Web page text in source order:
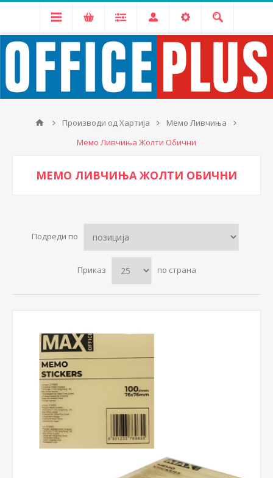
Производи од Хартија
Мемо Ливчиња
Мемо Ливчиња Жолти Обични
МЕМО ЛИВЧИЊА ЖОЛТИ ОБИЧНИ
Подреди по
Приказ по страна